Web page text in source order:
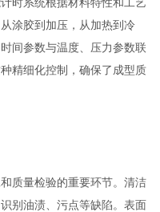
涂胶到加压，从加热到冷
间参数与温度、压力参数联
精细化控制，确保了成型质
量检验的重要环节。清洁
别油渍、污点等缺陷。表面